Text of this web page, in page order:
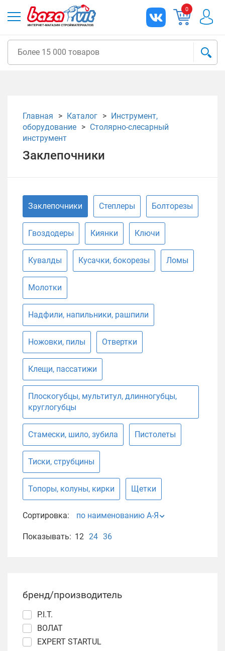
0
Главная Каталог
Инструмент,
оборудование
Столярно-слесарный
инструмент
Заклепочники
Заклепочники Степлеры Болторезы
Гвоздодеры Киянки Ключи
Кувалды Кусачки, бокорезы Ломы
Молотки
Надфили, напильники, рашпили
Ножовки, пилы Отвертки
Клещи, пассатижи
Плоскогубцы, мультитул, длинногубцы,
круглогубцы
Стамески, шило, зубила Пистолеты
Тиски, струбцины
Топоры, колуны, кирки Щетки
Сортировка: по наименованию А-Я
Показывать: 12 24 36
бренд/производитель
P.I.T.
ВОЛАТ
EXPERT STARTUL